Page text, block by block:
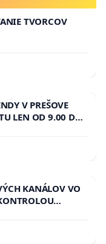
TVORCOV
V PREŠOVE
LEN OD 9.00 DO
CIEĽ 8.00 – 18.00
C-AREA NA
KANÁLOV VO
na riešenie
odvodňovacích